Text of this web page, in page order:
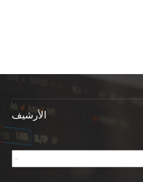
الأرشيف